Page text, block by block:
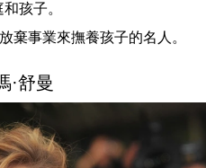
孩子。
棄事業來撫養孩子的名人。
·舒曼